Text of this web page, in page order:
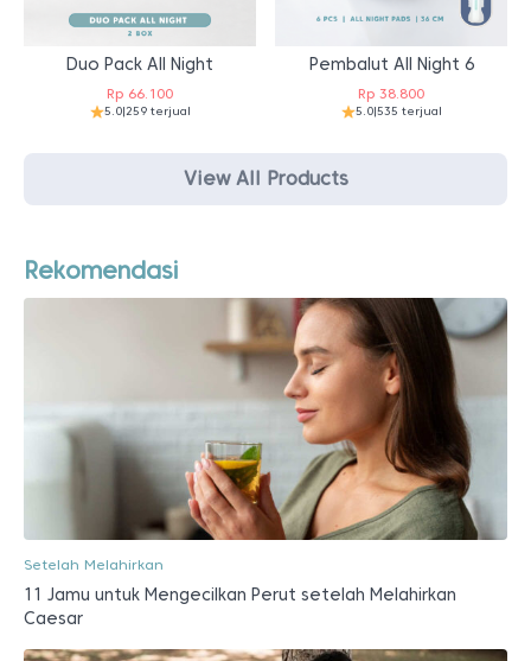
Duo Pack All Night
Rp 66.100
5.0|259 terjual
Pembalut All Night 6
Rp 38.800
5.0|535 terjual
View All Products
Rekomendasi
Setelah Melahirkan
11 Jamu untuk Mengecilkan Perut setelah Melahirkan
Caesar